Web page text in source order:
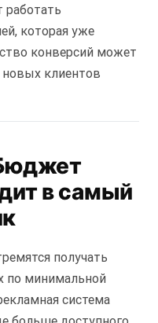
работать
которая уже
конверсий может
клиентов
в самый
получать
по минимальной
система